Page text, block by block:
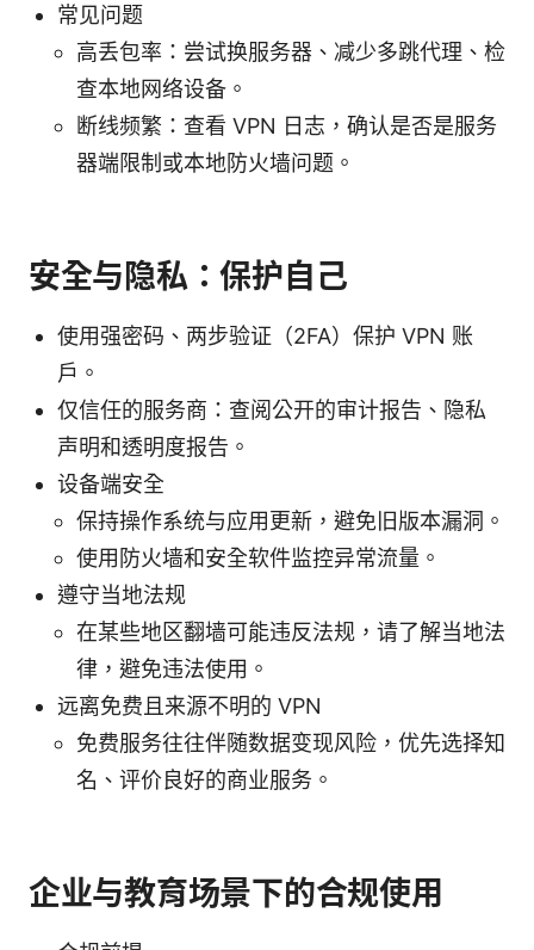
常见问题
高丢包率：尝试换服务器、减少多跳代理、检
查本地网络设备。
断线频繁：查看 VPN 日志，确认是否是服务
器端限制或本地防火墙问题。
安全与隐私：保护自己
使用强密码、两步验证（2FA）保护 VPN 账
户。
仅信任的服务商：查阅公开的审计报告、隐私
声明和透明度报告。
设备端安全
保持操作系统与应用更新，避免旧版本漏洞。
使用防火墙和安全软件监控异常流量。
遵守当地法规
在某些地区翻墙可能违反法规，请了解当地法
律，避免违法使用。
远离免费且来源不明的 VPN
免费服务往往伴随数据变现风险，优先选择知
名、评价良好的商业服务。
企业与教育场景下的合规使用